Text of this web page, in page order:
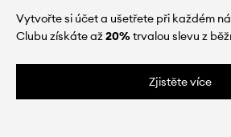
Vytvořte si účet a ušetřete při každém
Clubu získáte až20%trvalou slevu z
Zjistěte více